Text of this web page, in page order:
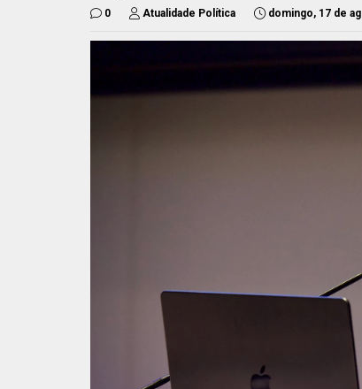
0 Atualidade Política domingo, 17 de